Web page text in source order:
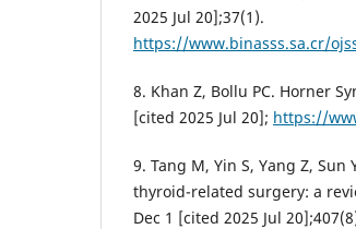
2025 Jul 20];37(1).
https://www.binasss.sa.cr/
8. Khan Z, Bollu PC. Horner
[cited 2025 Jul 20]; https://
9. Tang M, Yin S, Yang Z,
thyroid-related surgery: a
Dec 1 [cited 2025 Jul